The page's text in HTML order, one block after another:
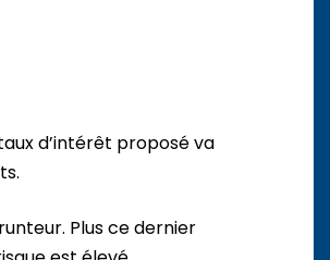
d’intérêt proposé va
Plus ce dernier